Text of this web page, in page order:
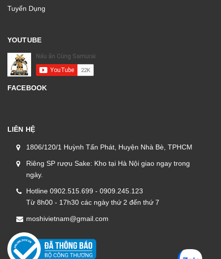
Tuyển Dụng
YOUTUBE
FACEBOOK
LIÊN HỆ
1806/120/1 Huỳnh Tấn Phát, Huyện Nhà Bè, TPHCM
Riêng SP rượu Sake: Kho tại Hà Nội giao ngay trong
ngày.
Hotline 0902.515.699 - 0909.245.123
Từ 8h00 - 17h30 các ngày thứ 2 đến thứ 7
moshivietnam@gmail.com